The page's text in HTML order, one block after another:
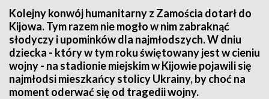
Kolejny konwój humanitarny z Zamościa dotarł do
Kijowa. Tym razem nie mogło w nim zabraknąć
słodyczy i upominków dla najmłodszych. W dniu
dziecka - który w tym roku świętowany jest w cieniu
wojny - na stadionie miejskim w Kijowie pojawili się
najmłodsi mieszkańcy stolicy Ukrainy, by choć na
moment oderwać się od tragedii wojny.